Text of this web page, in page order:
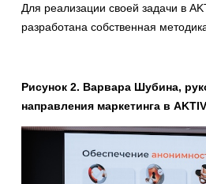
Для реализации своей задачи в
разработана собственная
Рисунок 2. Варвара Шубина,
направления маркетинга в